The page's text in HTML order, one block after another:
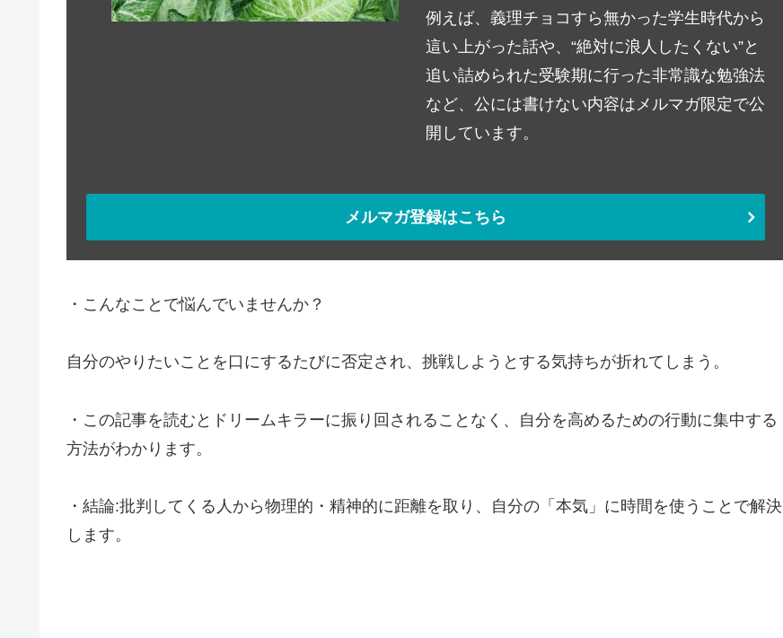
例えば、義理チョコすら無かった学生時代から
這い上がった話や、“絶対に浪人したくない”と
追い詰められた受験期に行った非常識な勉強法
など、公には書けない内容はメルマガ限定で公
開しています。
メルマガ登録はこちら
・こんなことで悩んでいませんか？
自分のやりたいことを口にするたびに否定され、挑戦しようとする気持ちが折れてしまう。
・この記事を読むとドリームキラーに振り回されることなく、自分を高めるための行動に集中する
方法がわかります。
・結論:批判してくる人から物理的・精神的に距離を取り、自分の「本気」に時間を使うことで解決
します。